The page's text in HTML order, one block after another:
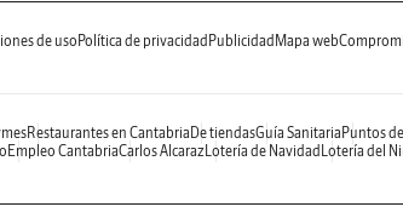
de usoPolítica de privacidad Publicidad Mapa web
Restaurantes en Cantabria De tiendasGuía Sanitaria Puntos
Empleo CantabriaCarlos AlcarazLotería de Navidad Lotería del